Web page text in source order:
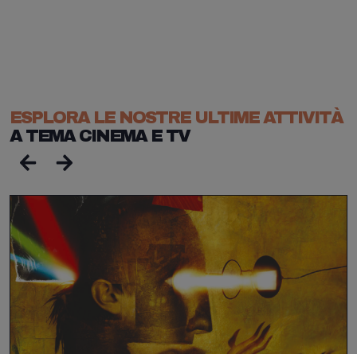
ESPLORA LE NOSTRE ULTIME ATTIVITÀ
A TEMA CINEMA E TV